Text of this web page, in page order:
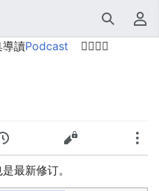
搜索
用户菜单
導讀Podcast 🙋‍♂️🙋‍♀️
历史
最新修订。